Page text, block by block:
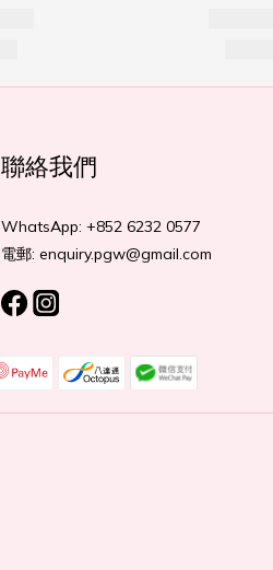
聯絡我們
WhatsApp: +852 6232 0577
電郵: enquiry.pgw@gmail.com